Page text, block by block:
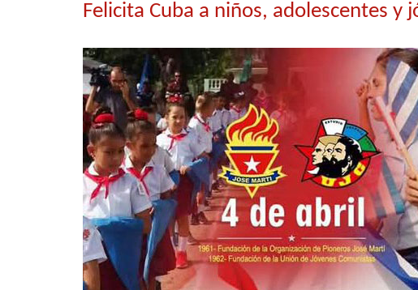
Felicita Cuba a niños, adolescentes y